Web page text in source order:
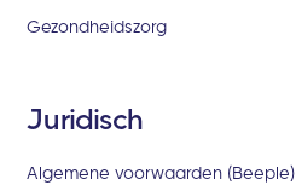
Gezondheidszorg
Juridisch
Algemene voorwaarden (Beeple)